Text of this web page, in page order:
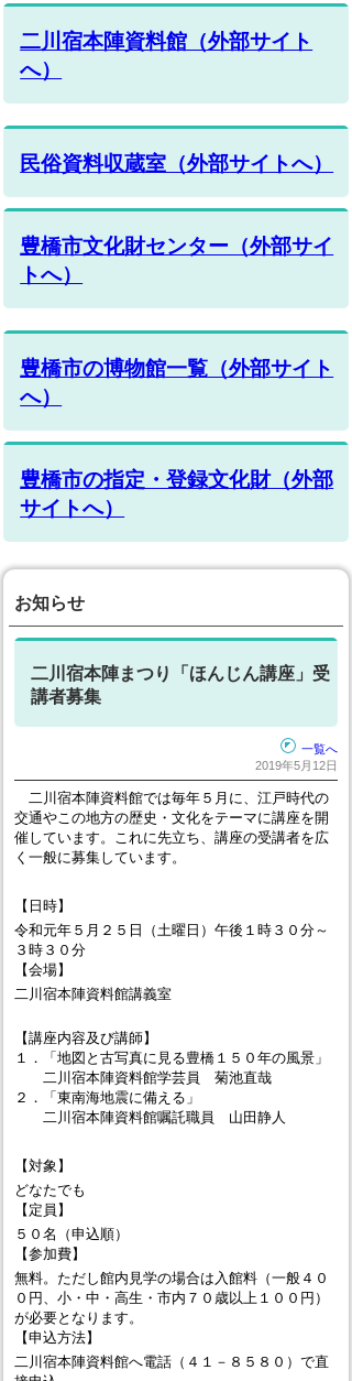
二川宿本陣資料館（外部サイト
へ）
民俗資料収蔵室（外部サイトへ）
豊橋市文化財センター（外部サイ
トへ）
豊橋市の博物館一覧（外部サイト
へ）
豊橋市の指定・登録文化財（外部
サイトへ）
お知らせ
二川宿本陣まつり「ほんじん講座」受
講者募集
一覧へ
2019年5月12日
二川宿本陣資料館では毎年５月に、江戸時代の
交通やこの地方の歴史・文化をテーマに講座を開
催しています。これに先立ち、講座の受講者を広
く一般に募集しています。
【日時】
令和元年５月２５日（土曜日）午後１時３０分～
３時３０分
【会場】
二川宿本陣資料館講義室
【講座内容及び講師】
１．「地図と古写真に見る豊橋１５０年の風景」
二川宿本陣資料館学芸員 菊池直哉
２．「東南海地震に備える」
二川宿本陣資料館嘱託職員 山田静人
【対象】
どなたでも
【定員】
５０名（申込順）
【参加費】
無料。ただし館内見学の場合は入館料（一般４０
０円、小・中・高生・市内７０歳以上１００円）
が必要となります。
【申込方法】
二川宿本陣資料館へ電話（４１－８５８０）で直